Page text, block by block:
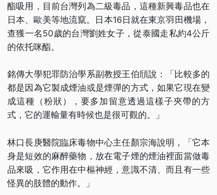
酯吸用，目前台灣列為二級毒品，這種新興毒品也在
日本、歐美等地流竄。日本16日就在東京羽田機場，
查獲一名50歲的台灣劉姓女子，從泰國走私約4公斤
的依托咪酯。
銘傳大學犯罪防治學系副教授王伯頎說：「比較多的
都是因為它製成煙油或是煙彈的方式，如果它現在變
成這種（粉狀），要多加留意透過這樣子夾帶的方
式，它的運輸量有時候也是很可觀的。」
林口長庚醫院臨床毒物中心主任顏宗海說明，「它本
身是短效的麻醉藥物，放在電子煙的煙油裡面當做毒
品來吸，它作用在中樞神經，意識不清、而且有一些
怪異的肢體的動作。」